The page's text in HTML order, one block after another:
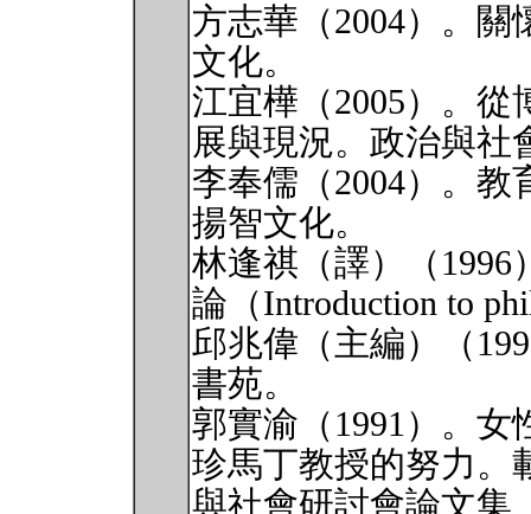
方志華（2004）。
文化。
江宜樺（2005）。
展與現況。政治與社
李奉儒（2004）。
揚智文化。
林逢祺（譯）（1996
論（Introduction to
邱兆偉（主編）（
書苑。
郭實渝（1991）。
珍馬丁教授的努力。
與社會研討會論文集